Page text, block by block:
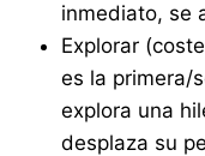
inmediato, se
Explorar
es la primera/
explora una
desplaza su